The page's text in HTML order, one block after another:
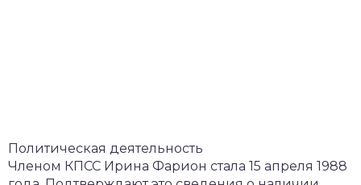
Политическая деятельность
Членом КПСС Ирина Фарион стала 15 апреля 1988